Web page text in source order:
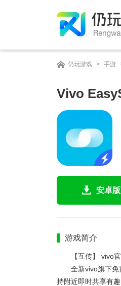
仍玩游戏 > 手游
Vivo
安卓
游戏简介
【互传】 vivo
全新vivo旗下
持附近即时共享有